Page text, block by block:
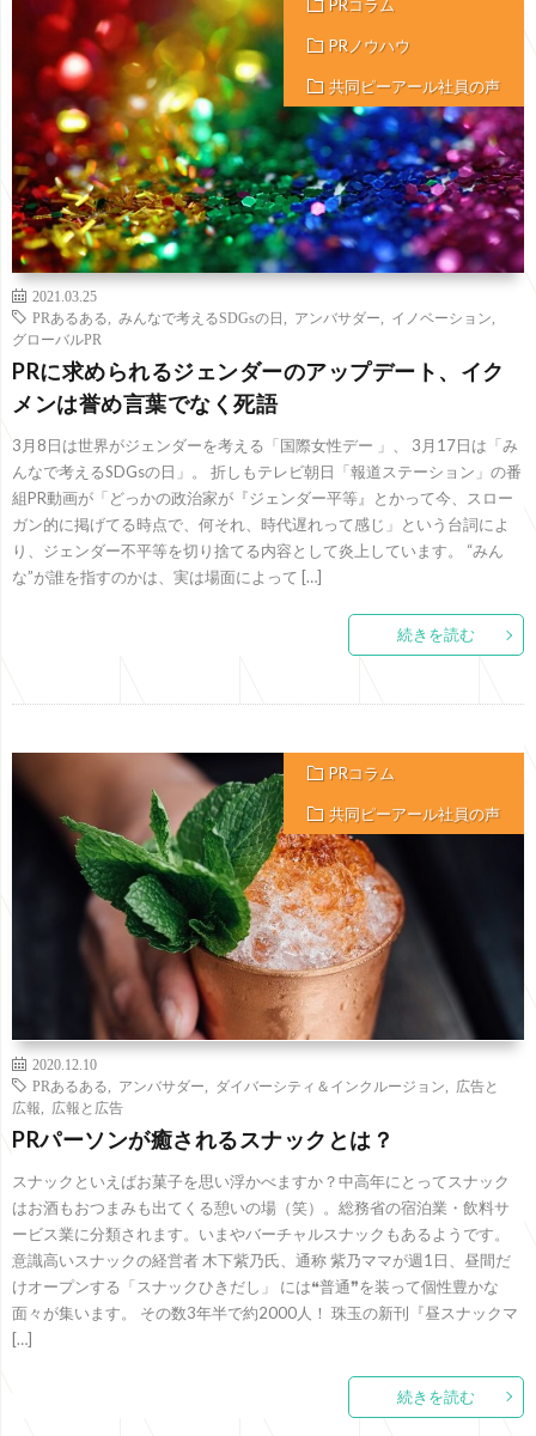
PRコラム
PRノウハウ
共同ピーアール社員の声
2021.03.25
PRあるある
みんなで考えるSDGsの日 アンバサダー イノベーション
グローバルPR
PRに求められるジェンダーのアップデート、イク
メンは誉め言葉でなく死語
3月8日は世界がジェンダーを考える「国際女性デー 」、 3月17日は「み
んなで考えるSDGsの日」。 折しもテレビ朝日「報道ステーション」の番
組PR動画が「どっかの政治家が『ジェンダー平等』とかって今、スロー
ガン的に掲げてる時点で、何それ、時代遅れって感じ」という台詞によ
り、ジェンダー不平等を切り捨てる内容として炎上しています。 “みん
な”が誰を指すのかは、実は場面によって […]
続きを読む
PRコラム
共同ピーアール社員の声
2020.12.10
PRあるある
アンバサダー ダイバーシティ＆インクルージョン
広告と
広報
広報と広告
PRパーソンが癒されるスナックとは？
スナックといえばお菓子を思い浮かべますか？中高年にとってスナック
はお酒もおつまみも出てくる憩いの場（笑）。総務省の宿泊業・飲料サ
ービス業に分類されます。いまやバーチャルスナックもあるようです。
意識高いスナックの経営者 木下紫乃氏、通称 紫乃ママが週1日、昼間だ
けオープンする「スナックひきだし」 には❝普通❞を装って個性豊かな
面々が集います。 その数3年半で約2000人！ 珠玉の新刊『昼スナックマ
[…]
続きを読む